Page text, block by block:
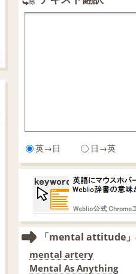
英→日 日→英
「mental attitude」
mental artery
Mental As Anything